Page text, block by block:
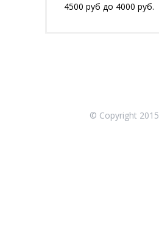
4500 руб до 4000 руб.
© Copyright 2015